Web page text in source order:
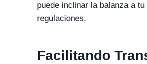
puede inclinar la balanza a
regulaciones.
Facilitando